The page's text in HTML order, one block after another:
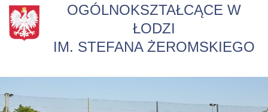
OGÓLNOKSZTAŁCĄCE W
ŁODZI
IM. STEFANA ŻEROMSKIEGO